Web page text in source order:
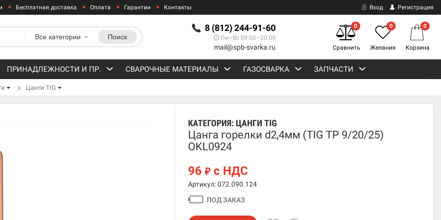
Бесплатная доставка Оплата Гарантии Контакты Вход Регистрация
8 (812) 244-91-60
Пн—Вс 09:00—20:00
mail@spb-svarka.ru
Все категории Поиск
0
Сравнить
0
Желания
0
Корзина
ПРИНАДЛЕЖНОСТИ И ПР. СВАРОЧНЫЕ МАТЕРИАЛЫ ГАЗОСВАРКА ЗАПЧАСТИ
Цанги TIG
КАТЕГОРИЯ: ЦАНГИ TIG
Цанга горелки d2,4мм (TIG TP 9/20/25)
OKL0924
96₽ с НДС
Артикул: 072.090.124
ПОД ЗАКАЗ